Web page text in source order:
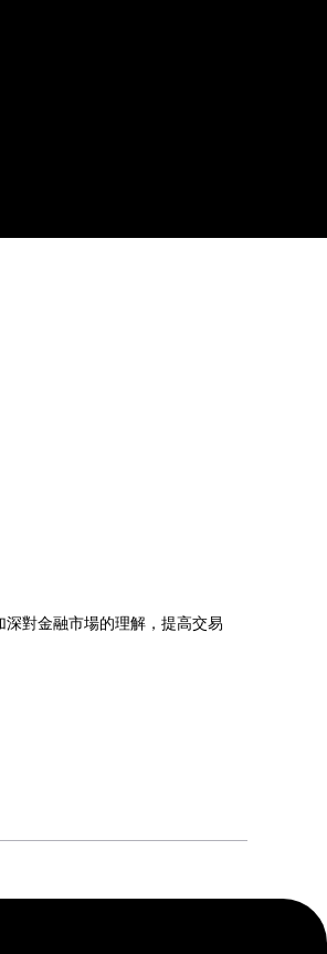
深對金融市場的理解，提高交易